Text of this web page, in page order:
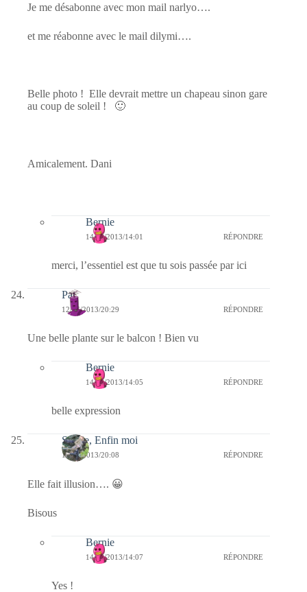
Je me désabonne avec mon mail narlyo….
et me réabonne avec le mail dilymi….
Belle photo ! Elle devrait mettre un chapeau sinon gare
au coup de soleil ! 🙂
Amicalement. Dani
Bernie
14/06/2013/14:01 RÉPONDRE
merci, l’essentiel est que tu sois passée par ici
Pat
12/06/2013/20:29 RÉPONDRE
Une belle plante sur le balcon ! Bien vu
Bernie
14/06/2013/14:05 RÉPONDRE
belle expression
Sylvie, Enfin moi
12/06/2013/20:08 RÉPONDRE
Elle fait illusion…. 😀
Bisous
Bernie
14/06/2013/14:07 RÉPONDRE
Yes !